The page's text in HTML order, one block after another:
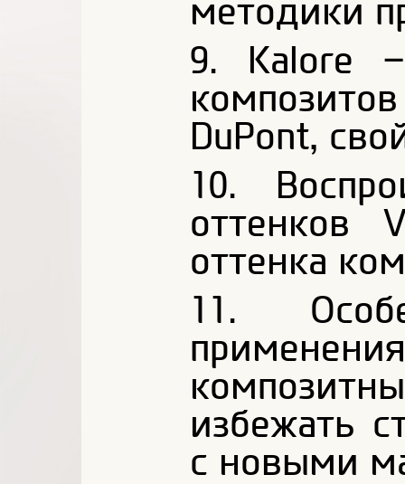
методики
9. Kalore
DuPont,
10.
оттенков
оттенка
11.
избежать
с новыми